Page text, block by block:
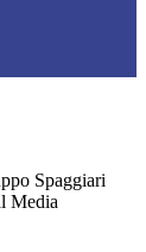
Spaggiari
Media